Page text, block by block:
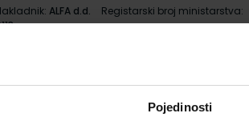
Pojedinosti
ALFA d.d.
Registarski broj ministarstva:
za 5. razred osnovne škole
Gordana Paić Željko Bošnjak